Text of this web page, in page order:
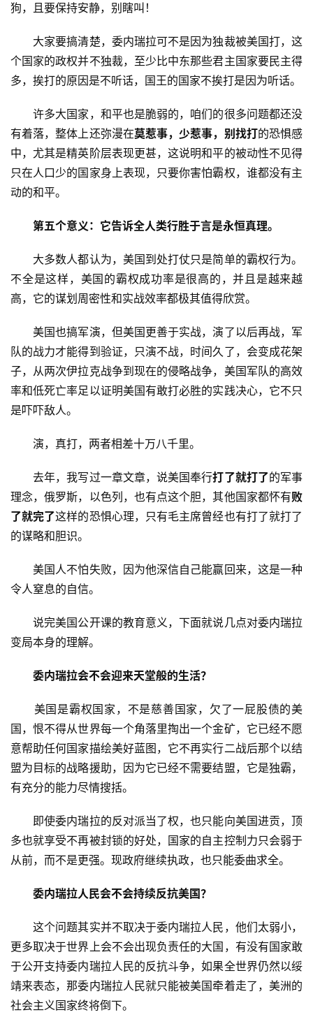
首
文
章
分
类
表
快
更
多
页
面
狗，且要保持安静，别瞎叫！
大家要搞清楚，委内瑞拉可不是因为独裁被美国打，这
个国家的政权并不独裁，至少比中东那些君主国家要民主得
多，挨打的原因是不听话，国王的国家不挨打是因为听话。
许多大国家，和平也是脆弱的，咱们的很多问题都还没
有着落，整体上还弥漫在莫惹事，少惹事，别找打的恐惧感
中，尤其是精英阶层表现更甚，这说明和平的被动性不见得
只在人口少的国家身上表现，只要你害怕霸权，谁都没有主
动的和平。
第五个意义：它告诉全人类行胜于言是永恒真理。
大多数人都认为，美国到处打仗只是简单的霸权行为。
不全是这样，美国的霸权成功率是很高的，并且是越来越
高，它的谋划周密性和实战效率都极其值得欣赏。
美国也搞军演，但美国更善于实战，演了以后再战，军
队的战力才能得到验证，只演不战，时间久了，会变成花架
子，从两次伊拉克战争到现在的侵略战争，美国军队的高效
率和低死亡率足以证明美国有敢打必胜的实践决心，它不只
是吓吓敌人。
演，真打，两者相差十万八千里。
去年，我写过一章文章，说美国奉行打了就打了的军事
理念，俄罗斯，以色列，也有点这个胆，其他国家都怀有败
了就完了这样的恐惧心理，只有毛主席曾经也有打了就打了
的谋略和胆识。
美国人不怕失败，因为他深信自己能赢回来，这是一种
令人窒息的自信。
说完美国公开课的教育意义，下面就说几点对委内瑞拉
变局本身的理解。
委内瑞拉会不会迎来天堂般的生活？
美国是霸权国家，不是慈善国家，欠了一屁股债的美
国，恨不得从世界每一个角落里掏出一个金矿，它已经不愿
意帮助任何国家描绘美好蓝图，它不再实行二战后那个以结
盟为目标的战略援助，因为它已经不需要结盟，它是独霸，
有充分的能力尽情搜括。
即使委内瑞拉的反对派当了权，也只能向美国进贡，顶
多也就享受不再被封锁的好处，国家的自主控制力只会弱于
从前，而不是更强。现政府继续执政，也只能委曲求全。
委内瑞拉人民会不会持续反抗美国？
这个问题其实并不取决于委内瑞拉人民，他们太弱小，
更多取决于世界上会不会出现负责任的大国，有没有国家敢
于公开支持委内瑞拉人民的反抗斗争，如果全世界仍然以绥
靖来表态，那委内瑞拉人民就只能被美国牵着走了，美洲的
社会主义国家终将倒下。